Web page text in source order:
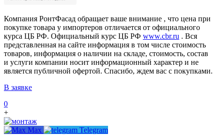
Компания РонтФасад обращает ваше внимание , что цена при
покупке товара у импортеров отличается от официального
курса ЦБ РФ. Официальный курс ЦБ РФ www.cbr.ru . Вся
представленная на сайте информация в том числе стоимость
товаров, информация о наличии на складе, стоимость, состав
и услуги компании носит информационный характер и не
является публичной офертой. Спасибо, ждем вас с покупками.
В заявке
0
+
Max Telegram